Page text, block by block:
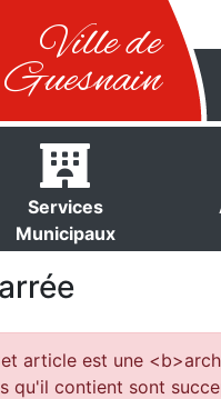
Ville de
Guesnain
Services
Municipaux
article est une
qu'il contient sont